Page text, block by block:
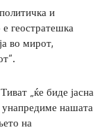
и
геостратешка
во мирот,
„ќе биде јасна
унапредиме нашата
на